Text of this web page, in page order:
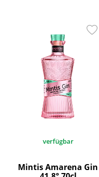
verfügbar
Mintis Amarena Gin